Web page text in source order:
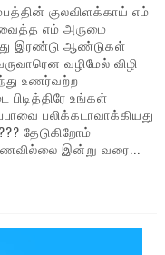
குலவிளக்காய் எம்
வைத்த எம் அருமை
இரண்டு ஆண்டுகள்
வழிமேல் விழி
உணர்வற்ற
உங்கள்
பலிக்கடாவாக்கியது
தேடுகிறோம்
இன்று வரை...